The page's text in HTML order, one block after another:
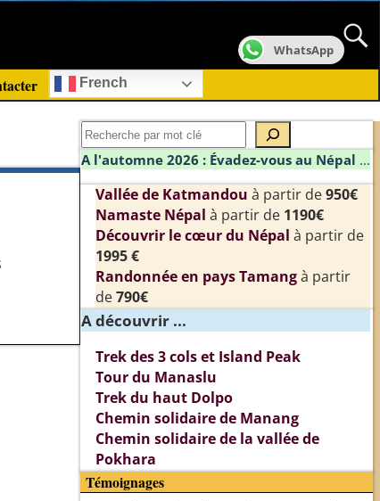
French
A l'automne 2026 : Évadez-vous au Népal ...
Vallée de Katmandou à partir de950€
Namaste Népal à partir de 1190€
Découvrir le cœur du Népal à partir de
1995 €
Randonnée en pays Tamangà partir
de790€
A découvrir ...
Trek des 3 cols et Island Peak
Tour du Manaslu
Trek du haut Dolpo
Chemin solidaire de Manang
Chemin solidaire de la vallée de
Pokhara
Témoignages
WhatsApp